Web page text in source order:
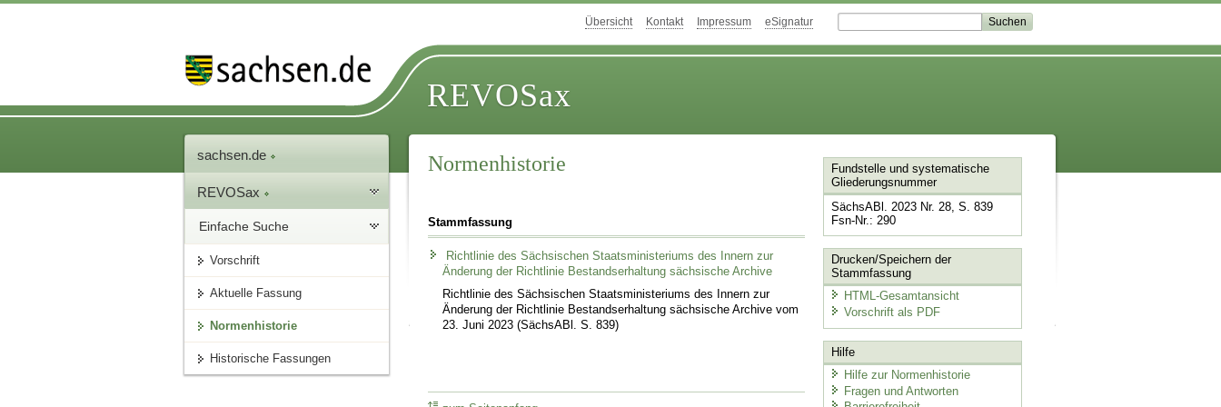
Übersicht Kontakt Impressum eSignatur
REVOSax
sachsen.de
REVOSax
Einfache Suche
Vorschrift
Aktuelle Fassung
Normenhistorie
Historische Fassungen
Normenhistorie
Stammfassung
Richtlinie des Sächsischen Staatsministeriums des Innern zur
Änderung der Richtlinie Bestandserhaltung sächsische Archive
Richtlinie des Sächsischen Staatsministeriums des Innern zur
Änderung der Richtlinie Bestandserhaltung sächsische Archive vom
23. Juni 2023 (SächsABl. S. 839)
Fundstelle und systematische
Gliederungsnummer
SächsABl. 2023 Nr. 28, S. 839
Fsn-Nr.: 290
Drucken/Speichern der
Stammfassung
HTML-Gesamtansicht
Vorschrift als PDF
Hilfe
Hilfe zur Normenhistorie
Fragen und Antworten